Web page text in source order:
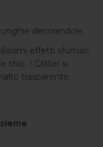
decorandole.
effetti sfumati
chic. I Glitter si
trasparente.